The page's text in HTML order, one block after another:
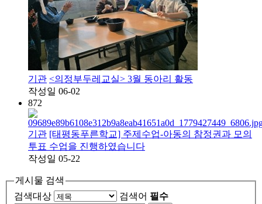
기관 <의정부두레교실> 3월 동아리 활동
작성일 06-02
872
기관 [태평동푸른학교] 주제수업-아동의 참정권과 모의
투표 수업을 진행하였습니다
작성일 05-22
게시물 검색
검색대상
검색어 필수